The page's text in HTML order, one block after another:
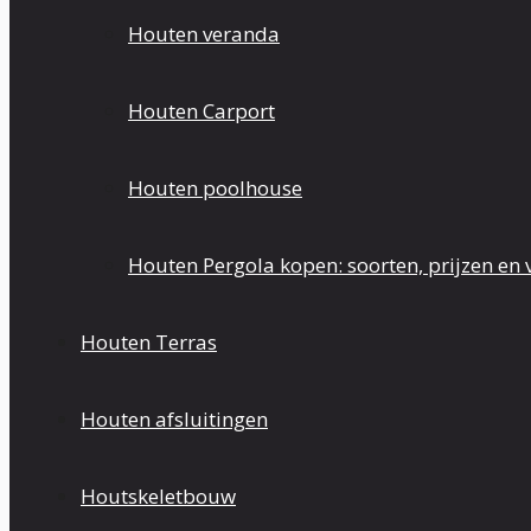
Houten veranda
Houten Carport
Houten poolhouse
Houten Pergola kopen: soorten, prijzen en
Houten Terras
Houten afsluitingen
Houtskeletbouw